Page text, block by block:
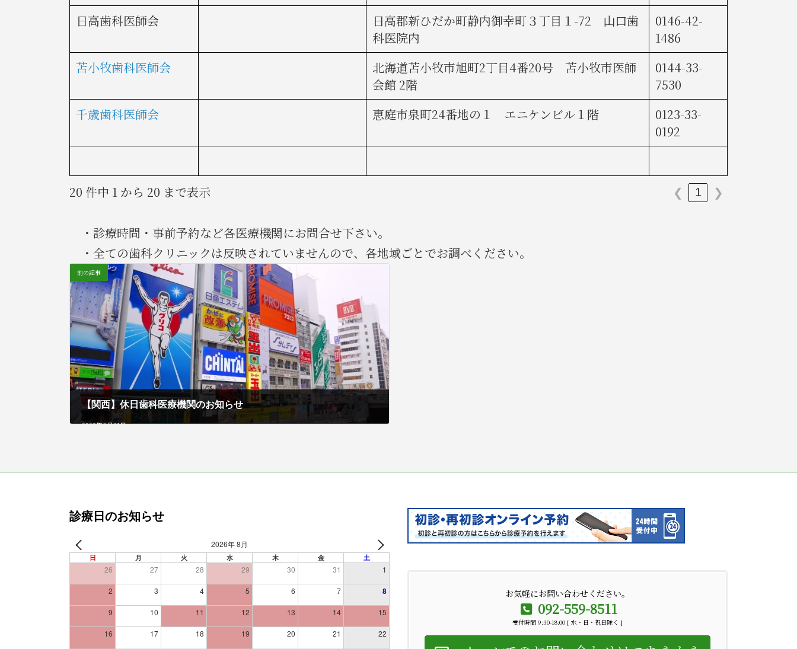
日高歯科医師会
日高郡新ひだか町静内御幸町３丁目１-72 山口歯
科医院内
0146-42-
1486
苫小牧歯科医師会
北海道苫小牧市旭町2丁目4番20号 苫小牧市医師
会館 2階
0144-33-
7530
千歳歯科医師会
恵庭市泉町24番地の１ エニケンビル１階
0123-33-
0192
20 件中 1 から 20 まで表示 ❮ 1 ❯
・診療時間・事前予約など各医療機関にお問合せ下さい。
・全ての歯科クリニックは反映されていませんので、各地域ごとでお調べください。
前の記事
【関西】休日歯科医療機関のお知らせ
2022年9月21日
診療日のお知らせ
2026年 8月
日 月 火 水 木 金 土
26 27 28 29 30 31 1
2 3 4 5 6 7 8
9 10 11 12 13 14 15
16 17 18 19 20 21 22
お気軽にお問い合わせください。
092-559-8511
受付時間 9:30-18:00 [ 水・日・祝日除く ]